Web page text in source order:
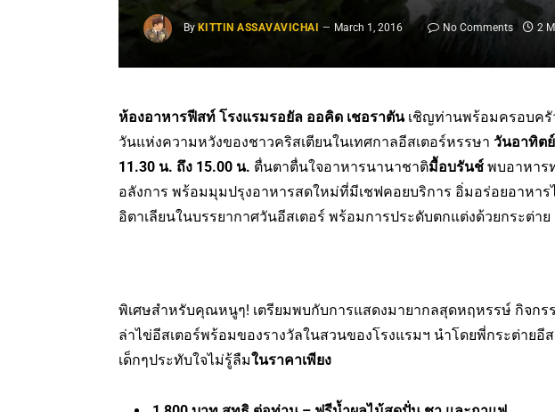
By KITTIN ASSAVAVICHAI March 1, 2016 No Comments 2
ห้องอาหารฟีสท์ โรงแรมรอยัล ออคิด เชอราตันเชิญท่านพร้อมครอบครั
วันแห่งความหวังของชาวคริสเตียนในเทศกาลอีสเตอร์หรรษา วันอาทิต
11.30 น. ถึง 15.00 น. ตื่นตาตื่นใจอาหารนานาชาติมื้อบรันช์ พบอาหาร
อลังการ พร้อมมุมปรุงอาหารสดใหม่ที่มีเชฟคอยบริการ อิ่มอร่อยอาหา
อิตาเลียนในบรรยากาศวันอีสเตอร์ พร้อมการประดับตกแต่งด้วยกระต่า
พิเศษสำหรับคุณหนูๆ! เตรียมพบกับการแสดงมายากลสุดหฤหรรษ์ กิจกร
ล่าไข่อีสเตอร์พร้อมของรางวัลในสวนของโรงแรมฯ นำโดยพี่กระต่ายอี
เด็กๆประทับใจไม่รู้ลืมในราคาเพียง